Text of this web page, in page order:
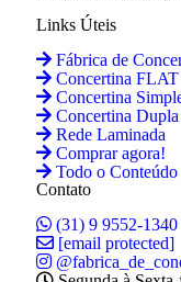
Links Úteis
Fábrica de
Concertina FLAT
Concertina
Concertina
Rede Laminada
Comprar agora!
Todo o Conteúdo
Contato
(31) 9 9552-1340
[email protected]